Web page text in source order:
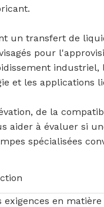
un transfert de
pour
industriel,
et les applications
de la
aider à évaluer si
spécialisées
exigences en